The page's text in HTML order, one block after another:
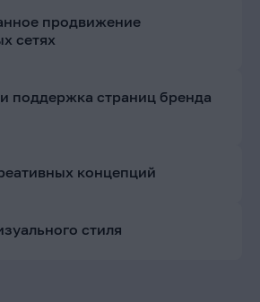
продвижение
сетях
поддержка страниц бренда
концепций
стиля